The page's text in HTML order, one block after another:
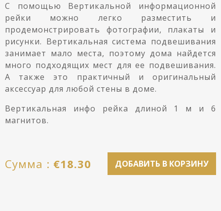
С помощью Вертикальной информационной
рейки можно легко разместить и
продемонстрировать фотографии, плакаты и
рисунки. Вертикальная система подвешивания
занимает мало места, поэтому дома найдется
много подходящих мест для ее подвешивания.
А также это практичный и оригинальный
аксессуар для любой стены в доме.
Вертикальная инфо рейка длиной 1 м и 6
магнитов.
Cумма : €18.30 ДОБАВИТЬ В КОРЗИНУ